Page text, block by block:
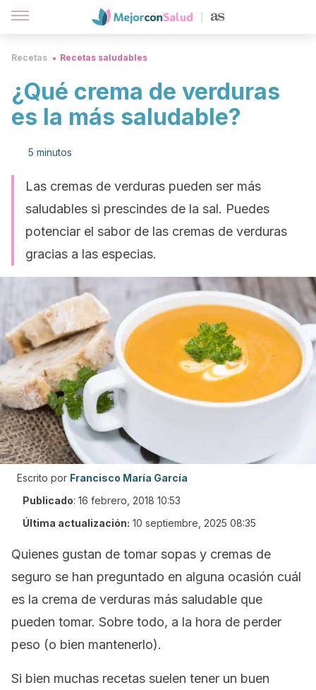
Recetas Recetas saludables
¿Qué crema de verduras
es la más saludable?
5 minutos
Las cremas de verduras pueden ser más
saludables si prescindes de la sal. Puedes
potenciar el sabor de las cremas de verduras
gracias a las especias.
Escrito por Francisco María García
Publicado: 16 febrero, 2018 10:53
Última actualización: 10 septiembre, 2025 08:35
Quienes gustan de tomar sopas y cremas de
seguro se han preguntado en alguna ocasión cuál
es la crema de verduras más saludable que
pueden tomar. Sobre todo, a la hora de perder
peso (o bien mantenerlo).
Si bien muchas recetas suelen tener un buen